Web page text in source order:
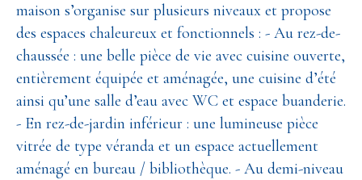
maison s’organise sur plusieurs niveaux et propose
des espaces chaleureux et fonctionnels : - Au rez-de-
chaussée : une belle pièce de vie avec cuisine ouverte,
entièrement équipée et aménagée, une cuisine d’été
ainsi qu’une salle d’eau avec WC et espace buanderie.
- En rez-de-jardin inférieur : une lumineuse pièce
vitrée de type véranda et un espace actuellement
aménagé en bureau / bibliothèque. - Au demi-niveau